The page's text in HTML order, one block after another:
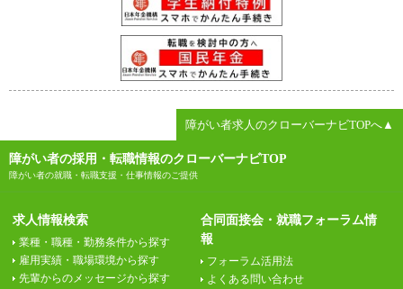
障がい者求人のクローバーナビTOPへ▲
障がい者の採用・転職情報のクローバーナビTOP
障がい者の就職・転職支援・仕事情報のご提供
求人情報検索
業種・職種・勤務条件から探す
雇用実績・職場環境から探す
先輩からのメッセージから探す
合同面接会・就職フォーラム情
報
フォーラム活用法
よくある問い合わせ